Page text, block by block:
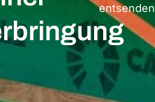
entsenden